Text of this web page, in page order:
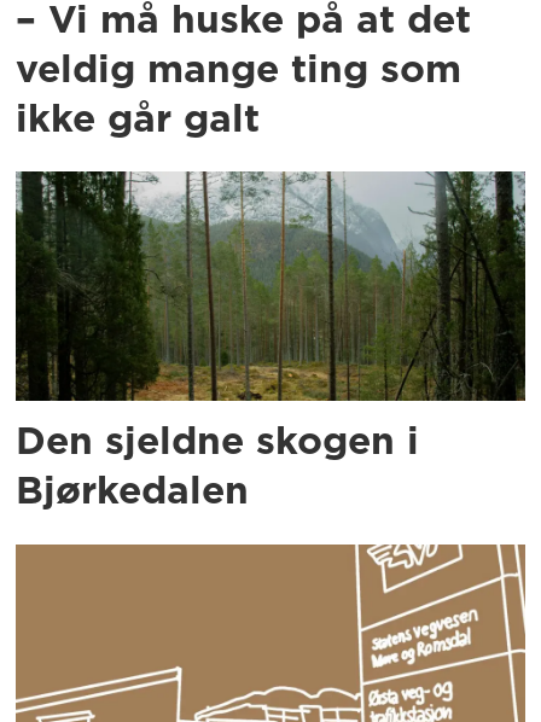
– Vi må huske på at det
veldig mange ting som
ikke går galt
Den sjeldne skogen i
Bjørkedalen